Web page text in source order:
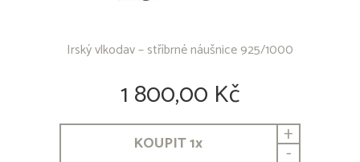
Irský vlkodav – stříbrné náušnice 925/1000
1 800,00 Kč
KOUPIT1x +
-